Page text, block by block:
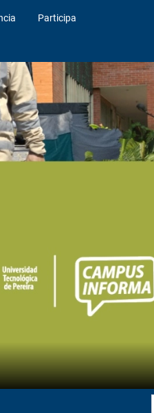
Participa